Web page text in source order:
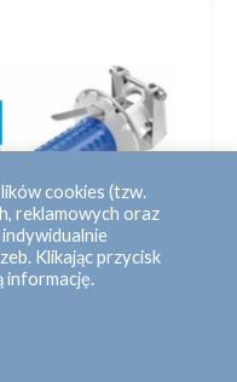
cookies (tzw.
reklamowych oraz
Klikając przycisk
informację.